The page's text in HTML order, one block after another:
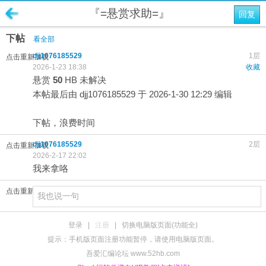
回复
『=悬赏求助=』
下帖 看全部
点击重新加载 1层
djj1076185529
收藏
2026-1-23 18:38
悬赏 50 HB 未解决
本帖最后由 djj1076185529 于 2026-1-30 12:29 编辑
下帖，浪费时间
点击重新加载 2层
djj1076185529
2026-2-17 22:02
我来拿咯
点击重新加载
登录 注册
切换电脑版页面(功能全)
提示：手机版页面注册功能暂停，请使用电脑版页面。
吾爱汇编论坛 www.52hb.com